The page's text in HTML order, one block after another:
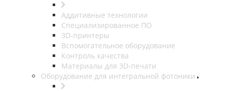
Аддитивные технологии
Специализированное ПО
3D-принтеры
Вспомогательное оборудование
Контроль качества
Материалы для 3D-печати
Оборудование для интегральной фотоники